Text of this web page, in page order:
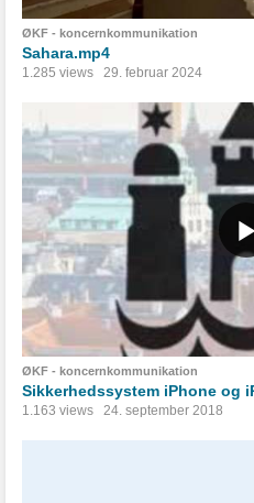
ØKF - koncernkommunikation
Sahara.mp4
1.285 views 29. februar 2024
ØKF - koncernkommunikation
Sikkerhedssystem iPhone og
1.163 views 24. september 2018